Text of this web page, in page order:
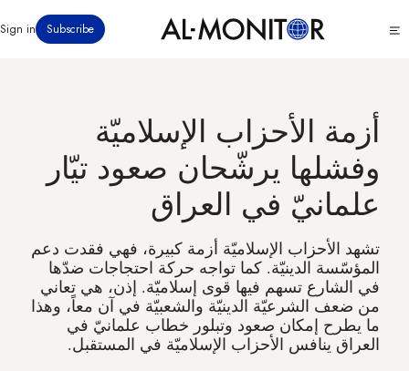
إلى
Subscribe
Sign in
أزمة الأحزاب الإسلاميّة
وفشلها يرشّحان صعود تيّار
علمانيّ في العراق
تشهد الأحزاب الإسلاميّة أزمة كبيرة، فهي فقدت دعم
المؤسّسة الدينيّة. كما تواجه حركة احتجاجات ضدّها
في الشارع تسهم فيها قوى إسلاميّة. إذن، هي تعاني
من ضعف الشرعيّة الدينيّة والشعبيّة في آن معاً، وهذا
ما يطرح إمكان صعود وتبلور خطاب علمانيّ في
العراق ينافس الأحزاب الإسلاميّة في المستقبل.